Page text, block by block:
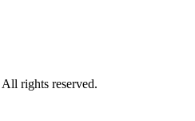
All rights reserved.